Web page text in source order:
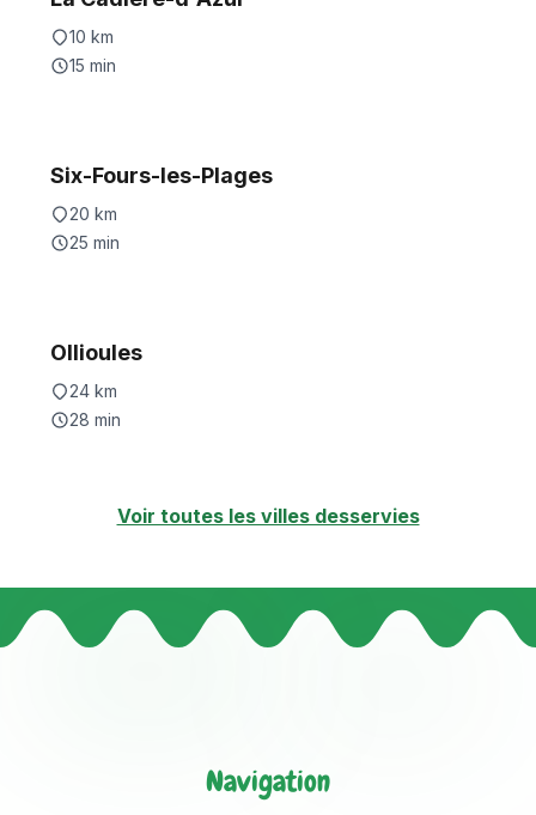
10 km
15 min
Six-Fours-les-Plages
20 km
25 min
Ollioules
24 km
28 min
Voir toutes les villes desservies
Navigation